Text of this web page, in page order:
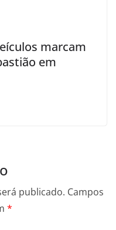
marcam
em
publicado. Campos
*